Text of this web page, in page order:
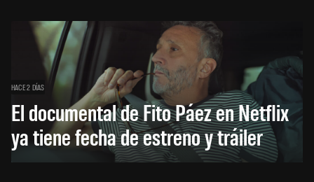
HACE 2 DÍAS
El documental de Fito Páez en Netflix
ya tiene fecha de estreno y tráiler